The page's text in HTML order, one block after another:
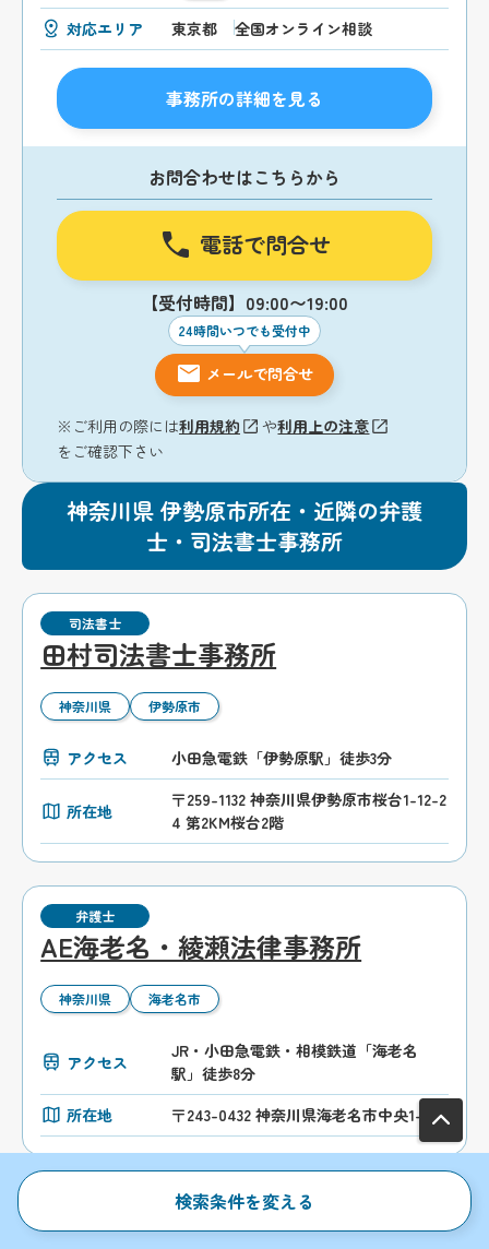
対応エリア 東京都 全国オンライン相談
事務所の詳細を見る
お問合わせはこちらから
電話で問合せ
【受付時間】09:00〜19:00
24時間いつでも受付中
メールで問合せ
※ご利用の際には利用規約 や利用上の注意
をご確認下さい
神奈川県 伊勢原市所在・近隣の弁護
士・司法書士事務所
司法書士
田村司法書士事務所
神奈川県 伊勢原市
アクセス 小田急電鉄「伊勢原駅」徒歩3分
所在地
〒259-1132 神奈川県伊勢原市桜台1-12-2
4 第2KM桜台2階
弁護士
AE海老名・綾瀬法律事務所
神奈川県 海老名市
アクセス
JR・小田急電鉄・相模鉄道「海老名
駅」徒歩8分
所在地
〒243-0432 神奈川県海老名市中央1-8-3
司法書士サンライズ法務事務所
検索条件を変える